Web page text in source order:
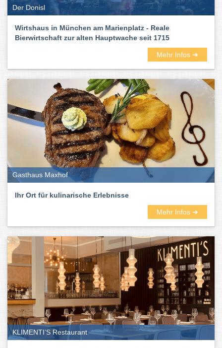
Der Donisl
Wirtshaus in München am Marienplatz - Reale
Bierwirtschaft zur alten Hauptwache seit 1715
Mehr Infos ➜
Gasthaus Maxhof
Ihr Ort für kulinarische Erlebnisse
Mehr Infos ➜
KLIMENTI’S Restaurant